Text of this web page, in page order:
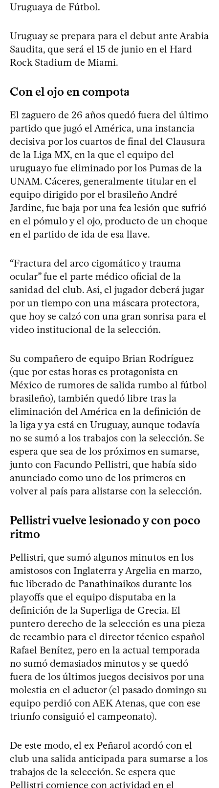
Uruguaya de Fútbol.
Uruguay se prepara para el debut ante Arabia
Saudita, que será el 15 de junio en el Hard
Rock Stadium de Miami.
Con el ojo en compota
El zaguero de 26 años quedó fuera del último
partido que jugó el América, una instancia
decisiva por los cuartos de final del Clausura
de la Liga MX, en la que el equipo del
uruguayo fue eliminado por los Pumas de la
UNAM. Cáceres, generalmente titular en el
equipo dirigido por el brasileño André
Jardine, fue baja por una fea lesión que sufrió
en el pómulo y el ojo, producto de un choque
en el partido de ida de esa llave.
“Fractura del arco cigomático y trauma
ocular” fue el parte médico oficial de la
sanidad del club. Así, el jugador deberá jugar
por un tiempo con una máscara protectora,
que hoy se calzó con una gran sonrisa para el
video institucional de la selección.
Su compañero de equipo Brian Rodríguez
(que por estas horas es protagonista en
México de rumores de salida rumbo al fútbol
brasileño), también quedó libre tras la
eliminación del América en la definición de
la liga y ya está en Uruguay, aunque todavía
no se sumó a los trabajos con la selección. Se
espera que sea de los próximos en sumarse,
junto con Facundo Pellistri, que había sido
anunciado como uno de los primeros en
volver al país para alistarse con la selección.
Pellistri vuelve lesionado y con poco
ritmo
Pellistri, que sumó algunos minutos en los
amistosos con Inglaterra y Argelia en marzo,
fue liberado de Panathinaikos durante los
playoffs que el equipo disputaba en la
definición de la Superliga de Grecia. El
puntero derecho de la selección es una pieza
de recambio para el director técnico español
Rafael Benítez, pero en la actual temporada
no sumó demasiados minutos y se quedó
fuera de los últimos juegos decisivos por una
molestia en el aductor (el pasado domingo su
equipo perdió con AEK Atenas, que con ese
triunfo consiguió el campeonato).
De este modo, el ex Peñarol acordó con el
club una salida anticipada para sumarse a los
trabajos de la selección. Se espera que
Pellistri comience con actividad en el